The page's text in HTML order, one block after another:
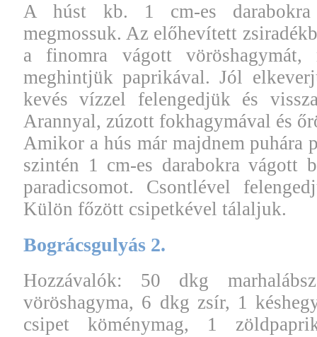
A húst kb. 1 cm-es darabokra
megmossuk. Az előhevített
a finomra vágott
meghintjük paprikával. Jól
kevés vízzel felengedjük és
Arannyal, zúzott fokhagymával és
Amikor a hús már majdnem puhára
szintén 1 cm-es darabokra vágott
paradicsomot. Csontlével
Külön főzött csipetkével tálaljuk.
Bográcsgulyás 2.
Hozzávalók: 50 dkg
vöröshagyma, 6 dkg zsír, 1
csipet köménymag, 1